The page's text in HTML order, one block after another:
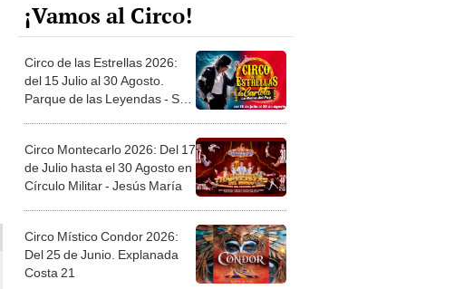
¡Vamos al Circo!
Circo de las Estrellas 2026:
del 15 Julio al 30 Agosto.
Parque de las Leyendas - San
Circo Montecarlo 2026: Del 17
de Julio hasta el 30 Agosto en
Círculo Militar - Jesús María
Circo Místico Condor 2026:
Del 25 de Junio. Explanada
Costa 21